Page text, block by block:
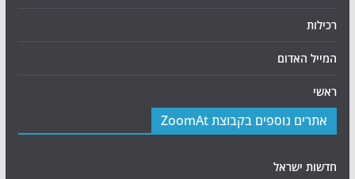
רכילות
המייל האדום
ראשי
אתרים נוספים בקבוצת ZoomAt
חדשות ישראל